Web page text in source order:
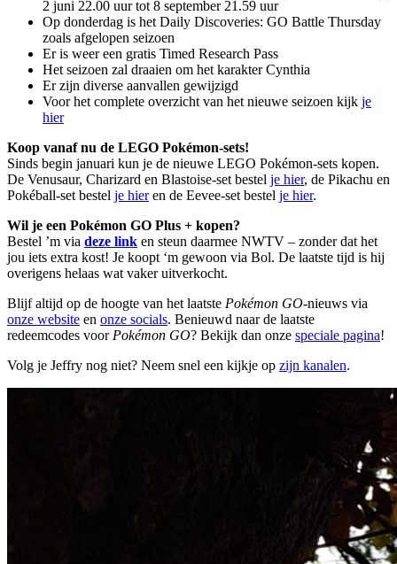
2 juni 22.00 uur tot 8 september 21.59 uur
Op donderdag is het Daily Discoveries: GO Battle Thursday
zoals afgelopen seizoen
Er is weer een gratis Timed Research Pass
Het seizoen zal draaien om het karakter Cynthia
Er zijn diverse aanvallen gewijzigd
Voor het complete overzicht van het nieuwe seizoen kijk je
hier
Koop vanaf nu de LEGO Pokémon-sets!
Sinds begin januari kun je de nieuwe LEGO Pokémon-sets kopen.
De Venusaur, Charizard en Blastoise-set bestel je hier, de Pikachu en
Pokéball-set bestel je hieren de Eevee-set bestel je hier.
Wil je een Pokémon GO Plus + kopen?
Bestel ’m via deze link en steun daarmee NWTV – zonder dat het
jou iets extra kost! Je koopt ‘m gewoon via Bol. De laatste tijd is hij
overigens helaas wat vaker uitverkocht.
Blijf altijd op de hoogte van het laatste Pokémon GO-nieuws via
onze website en onze socials. Benieuwd naar de laatste
redeemcodes voor Pokémon GO? Bekijk dan onze speciale pagina!
Volg je Jeffry nog niet? Neem snel een kijkje op zijn kanalen.